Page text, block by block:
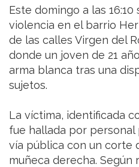
Este domingo a las
violencia en el barrio
de las calles Virgen del
donde un joven de 21
arma blanca tras una
sujetos.
La víctima, identificada
fue hallada por
vía pública con un corte
muñeca derecha.